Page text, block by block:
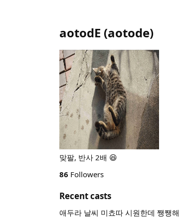
aotodE (aotode)
맞팔, 반사 2배 😆
86 Followers
Recent casts
애두라 날씨 미쵸따 시원한데 쨍쨍해